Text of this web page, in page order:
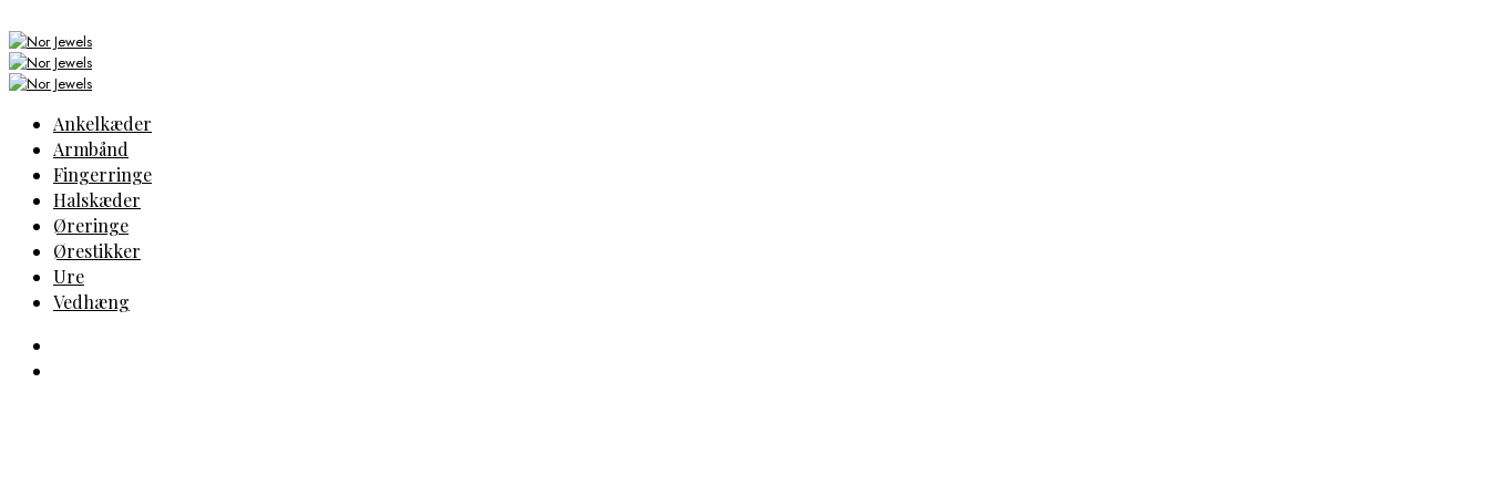
Ankelkæder
Armbånd
Fingerringe
Halskæder
Øreringe
Ørestikker
Ure
Vedhæng